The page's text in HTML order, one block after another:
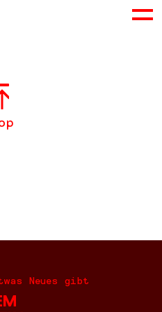
Neues gibt